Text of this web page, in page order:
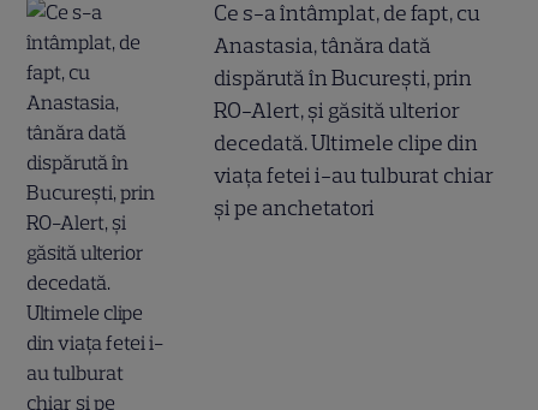
Ce s-a întâmplat, de fapt, cu
Anastasia, tânăra dată
dispărută în București, prin
RO-Alert, și găsită ulterior
decedată. Ultimele clipe din
viața fetei i-au tulburat chiar
și pe anchetatori